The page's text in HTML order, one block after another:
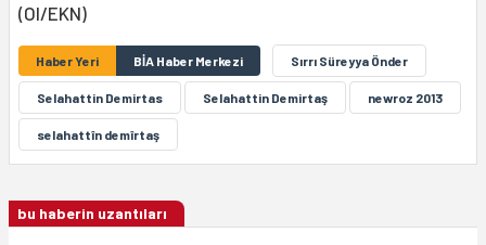
(OI/EKN)
Haber Yeri BİA Haber Merkezi Sırrı Süreyya Önder
Selahattin Demirtas Selahattin Demirtaş newroz 2013
selahattîn demîrtaş
bu haberin uzantıları